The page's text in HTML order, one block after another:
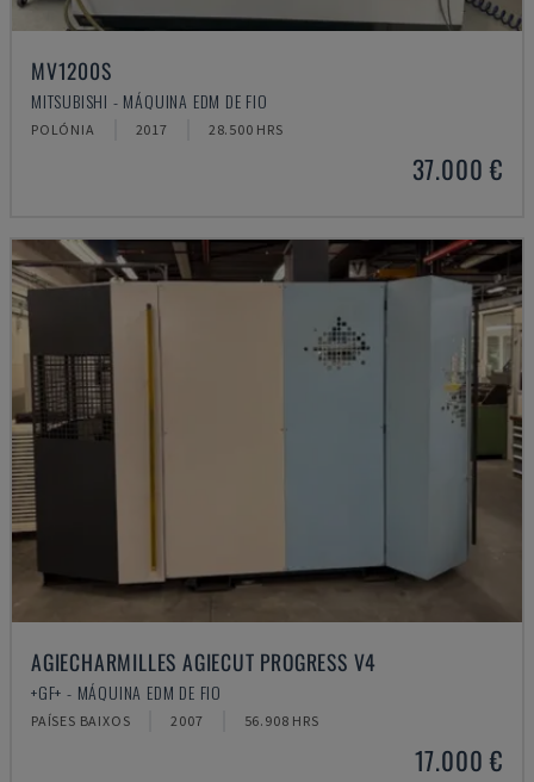
MV1200S
MITSUBISHI - MÁQUINA EDM DE FIO
POLÓNIA 2017 28.500 HRS
37.000 €
AGIECHARMILLES AGIECUT PROGRESS V4
+GF+ - MÁQUINA EDM DE FIO
PAÍSES BAIXOS 2007 56.908 HRS
17.000 €